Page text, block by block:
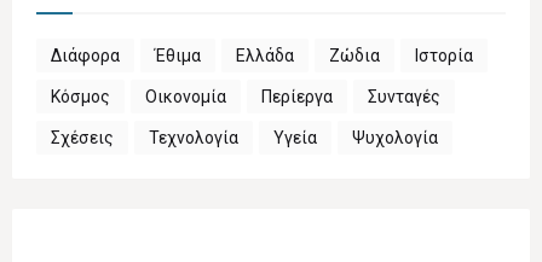
Διάφορα Έθιμα Ελλάδα Ζώδια Ιστορία
Κόσμος Οικονομία Περίεργα Συνταγές
Σχέσεις Τεχνολογία Υγεία Ψυχολογία